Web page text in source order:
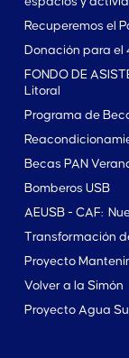
Recuperemos el
Donación para el
FONDO DE
Litoral
Programa de
Becas PAN
Bomberos USB
AEUSB - CAF:
Transformación
Proyecto
Volver a la Simón
Proyecto Agua